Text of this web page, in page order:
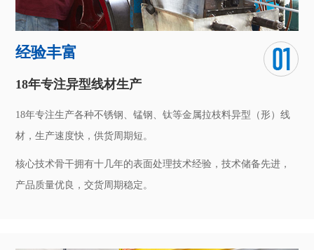
经验丰富
18年专注异型线材生产
18年专注生产各种不锈钢、锰钢、钛等金属拉枝料异型（形）线
材，生产速度快，供货周期短。
核心技术骨干拥有十几年的表面处理技术经验，技术储备先进，
产品质量优良，交货周期稳定。